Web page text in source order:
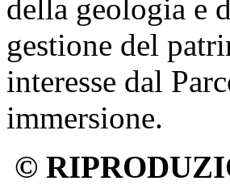
della geologia e
gestione del
interesse dal
immersione.
©